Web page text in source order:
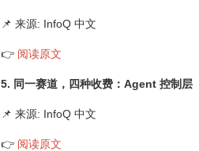
📌 来源: InfoQ 中文
👉 阅读原文
5. 同一赛道，四种收费：Agent 控制层
📌 来源: InfoQ 中文
👉 阅读原文